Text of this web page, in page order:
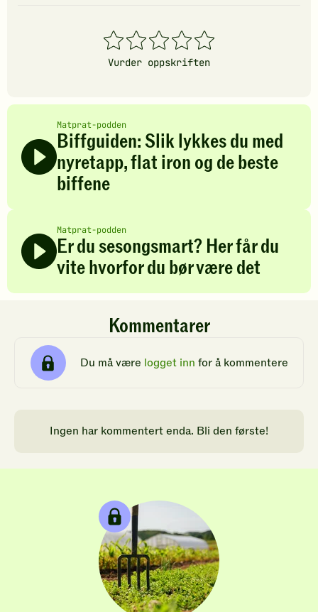
1
stjerner
2
stjerner
3
stjerner
4
stjerner
5
stjerner
Vurder oppskriften
Matprat-podden
Biffguiden: Slik lykkes du med
nyretapp, flat iron og de beste
biffene
Matprat-podden
Er du sesongsmart? Her får du
vite hvorfor du bør være det
Kommentarer
Du må være logget inn for å kommentere
Ingen har kommentert enda. Bli den første!